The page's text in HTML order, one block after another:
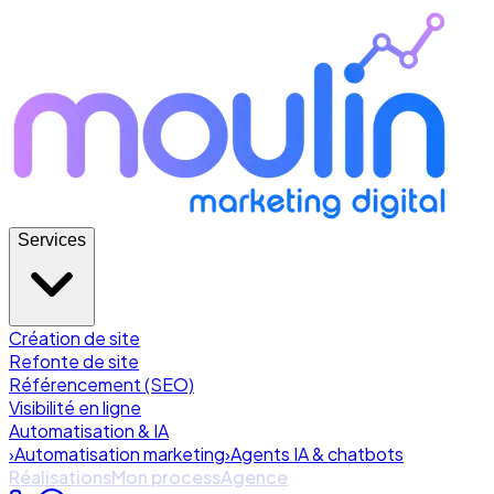
Services
Création de site
Refonte de site
Référencement (SEO)
Visibilité en ligne
Automatisation & IA
›Automatisation marketing›Agents IA & chatbots
RéalisationsMon processAgence